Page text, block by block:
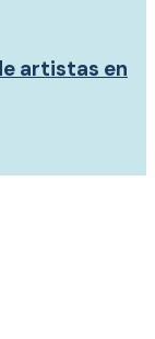
artistas en